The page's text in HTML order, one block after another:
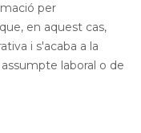
per
en aquest cas,
i s'acaba a la
laboral o de